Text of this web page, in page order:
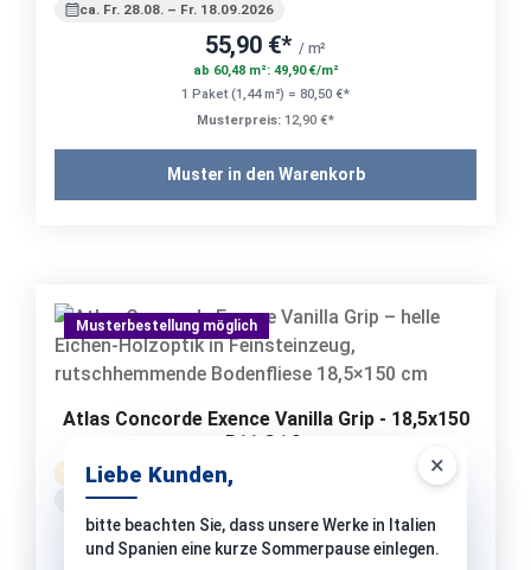
×
Liebe Kunden,
bitte beachten Sie, dass unsere Werke in Italien
und Spanien eine kurze Sommerpause einlegen.
ca. Fr. 28.08. – Fr. 18.09.2026
55,90 €* / m²
ab 60,48 m²: 49,90 €/m²
1 Paket (1,44 m²) = 80,50 €*
Musterpreis: 12,90 €*
Muster in den Warenkorb
Musterbestellung möglich
Atlas Concorde Exence Vanilla Grip - 18,5x150
cm R11 C | 9 mm
Bestellware
Versand: 10-14 Werktage
ca. Fr. 28.08. – Fr. 18.09.2026
66,90 €*
ab 44,40 m²: 59,90 €/m²